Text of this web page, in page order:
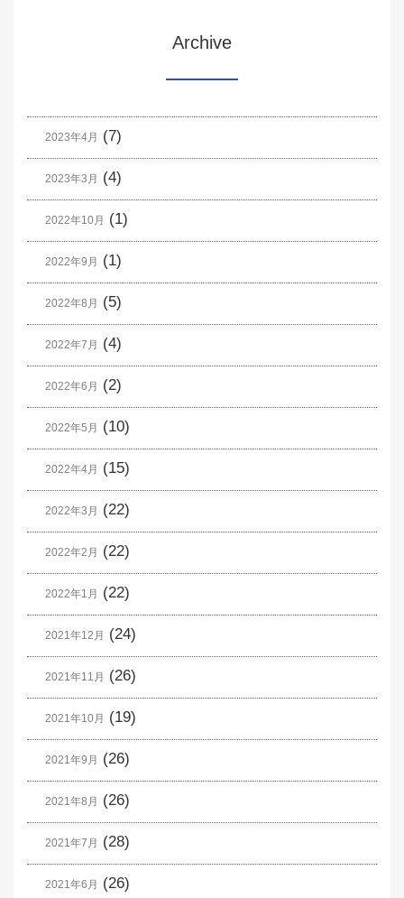
Archive
2023年4月 (7)
2023年3月 (4)
2022年10月 (1)
2022年9月 (1)
2022年8月 (5)
2022年7月 (4)
2022年6月 (2)
2022年5月 (10)
2022年4月 (15)
2022年3月 (22)
2022年2月 (22)
2022年1月 (22)
2021年12月 (24)
2021年11月 (26)
2021年10月 (19)
2021年9月 (26)
2021年8月 (26)
2021年7月 (28)
2021年6月 (26)